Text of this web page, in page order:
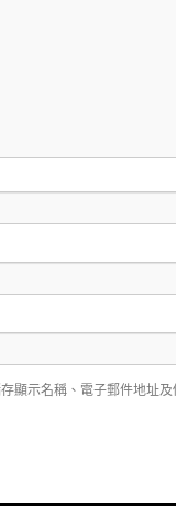
顯示名稱、電子郵件地址